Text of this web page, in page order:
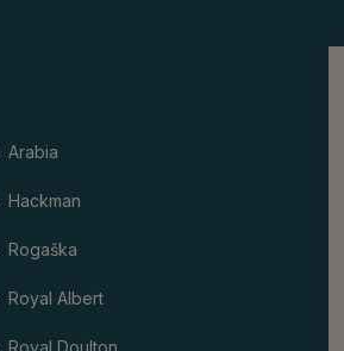
Arabia
Hackman
Rogaška
Royal Albert
Royal Doulton